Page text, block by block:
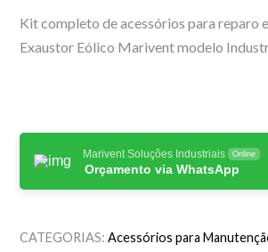
Kit completo de acessórios para reparo
Exaustor Eólico Marivent modelo
Marivent Soluções Industriais Online
Orçamento via WhatsApp
CATEGORIAS:Acessórios para